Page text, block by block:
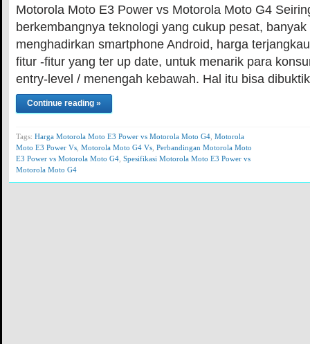
Motorola Moto E3 Power vs Motorola Moto G4
berkembangnya teknologi yang cukup pesat,
menghadirkan smartphone Android, harga
fitur -fitur yang ter up date, untuk menarik para
entry-level / menengah kebawah. Hal itu bisa
Continue reading »
Tags: Harga Motorola Moto E3 Power vs Motorola Moto G4, Motorola
Moto E3 Power Vs, Motorola Moto G4 Vs, Perbandingan Motorola Moto
E3 Power vs Motorola Moto G4, Spesifikasi Motorola Moto E3 Power vs
Motorola Moto G4